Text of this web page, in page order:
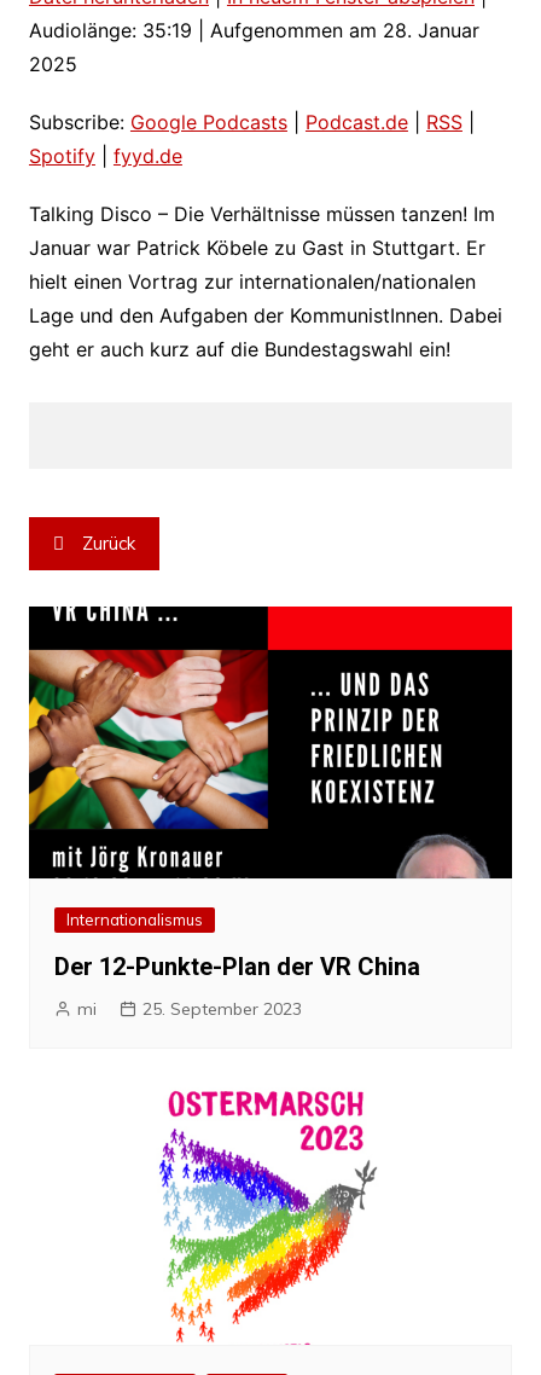
Google Podcasts Podcast.de
RSS Spotify
RSS FEED
SHARE
LINK
Audiolänge: 35:19
Aufgenommen am 28. Januar
2025
Subscribe: Google Podcasts| Podcast.de| RSS|
Spotify| fyyd.de
Talking Disco – Die Verhältnisse müssen tanzen! Im
Januar war Patrick Köbele zu Gast in Stuttgart. Er
hielt einen Vortrag zur internationalen/nationalen
Lage und den Aufgaben der KommunistInnen. Dabei
geht er auch kurz auf die Bundestagswahl ein!
Beitragsnavigation
Zurück
Internationalismus
Der 12-Punkte-Plan der VR China
mi 25. September 2023